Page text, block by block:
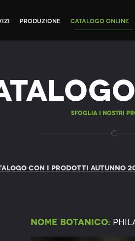
Produzione Catalogo Online
Sfoglia i nostri
CON I PRODOTTI AUTUNNO
Nome botanico: